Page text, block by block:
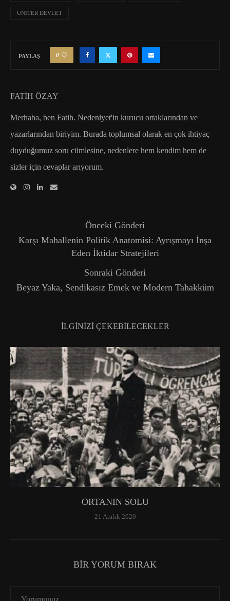
UNİTER DEVLET
PAYLAŞ 0
FATIH ÖZAY
Merhaba, ben Fatih. Nedeniyet'in kurucu ortaklarından ve
yazarlarından biriyim. Burada toplumsal olarak en çok ihtiyaç
duyduğumuz soru cümlesine, nedenlere hem kendim hem de
sizler için cevaplar arıyorum.
Önceki Gönderi
Karşı Mahallenin Politik Anatomisi: Ayrışmayı İnşa
Eden İktidar Stratejileri
Sonraki Gönderi
Beyaz Yaka, Sendikasız Emek ve Modern Tahakküm
İLGINIZI ÇEKEBILECEKLER
ORTANIN SOLU
21 Aralık 2020
BIR YORUM BIRAK